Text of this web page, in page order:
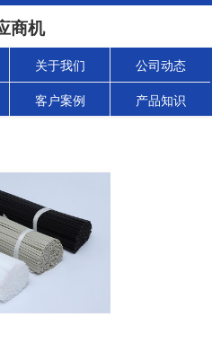
商机
关于我们 公司动态
客户案例 产品知识